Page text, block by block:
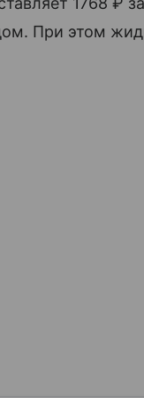
При этом